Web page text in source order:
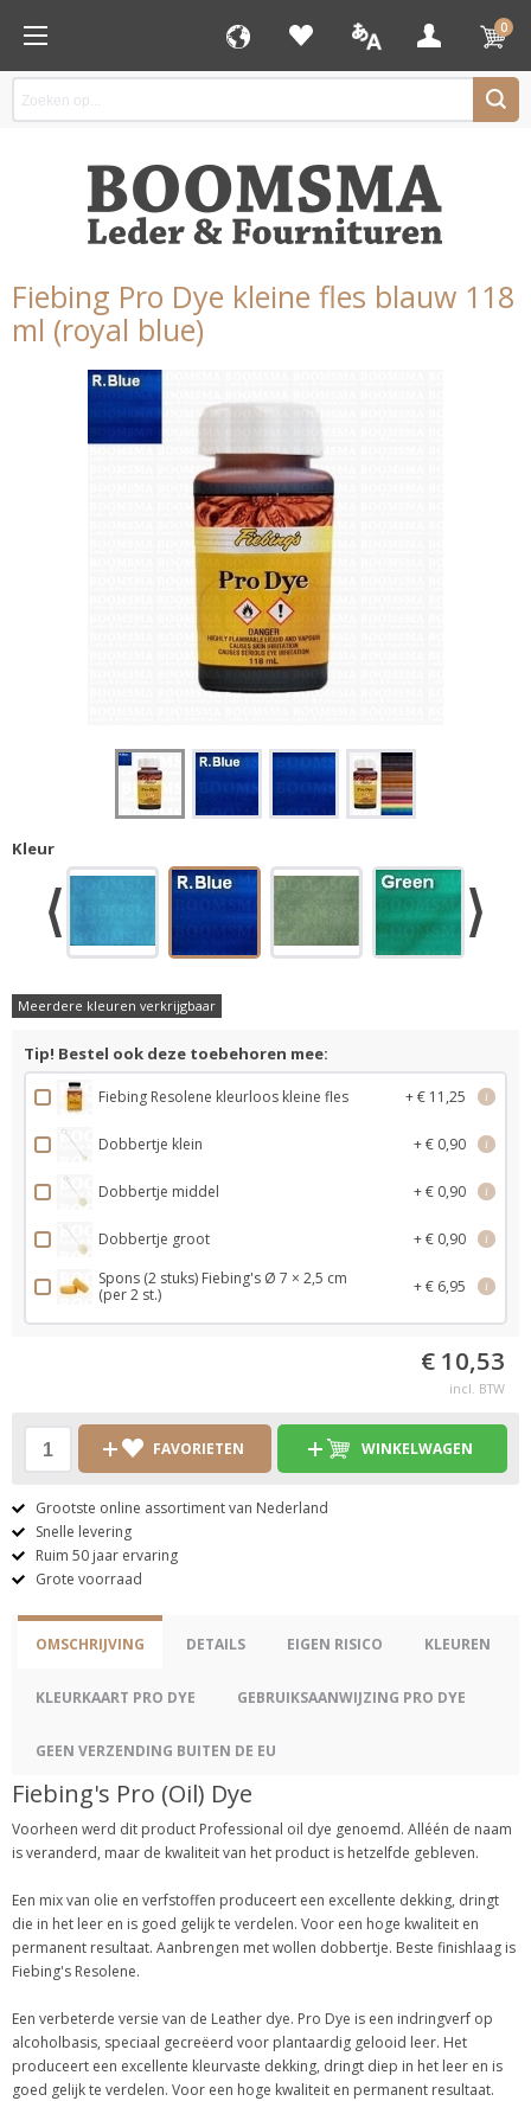
0
Fiebing Pro Dye kleine fles blauw 118
ml (royal blue)
Kleur
Meerdere kleuren verkrijgbaar
Tip! Bestel ook deze toebehoren mee:
Fiebing Resolene kleurloos kleine fles + € 11,25 i
Dobbertje klein + € 0,90 i
Dobbertje middel + € 0,90 i
Dobbertje groot + € 0,90 i
Spons (2 stuks) Fiebing's Ø 7 × 2,5 cm
(per 2 st.)
+ € 6,95 i
€ 10,53
incl. BTW
FAVORIETEN WINKELWAGEN
Grootste online assortiment van Nederland
Snelle levering
Ruim 50 jaar ervaring
Grote voorraad
OMSCHRIJVING DETAILS EIGEN RISICO KLEUREN
KLEURKAART PRO DYE GEBRUIKSAANWIJZING PRO DYE
GEEN VERZENDING BUITEN DE EU
Fiebing's Pro (Oil) Dye
Voorheen werd dit product Professional oil dye genoemd. Alléén de naam
is veranderd, maar de kwaliteit van het product is hetzelfde gebleven.
Een mix van olie en verfstoffen produceert een excellente dekking, dringt
die in het leer en is goed gelijk te verdelen. Voor een hoge kwaliteit en
permanent resultaat. Aanbrengen met wollen dobbertje. Beste finishlaag is
Fiebing's Resolene.
Een verbeterde versie van de Leather dye. Pro Dye is een indringverf op
alcoholbasis, speciaal gecreëerd voor plantaardig gelooid leer. Het
produceert een excellente kleurvaste dekking, dringt diep in het leer en is
goed gelijk te verdelen. Voor een hoge kwaliteit en permanent resultaat.